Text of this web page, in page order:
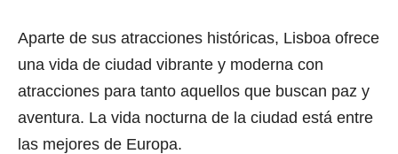
Aparte de sus atracciones históricas, Lisboa ofrece
una vida de ciudad vibrante y moderna con
atracciones para tanto aquellos que buscan paz y
aventura. La vida nocturna de la ciudad está entre
las mejores de Europa.